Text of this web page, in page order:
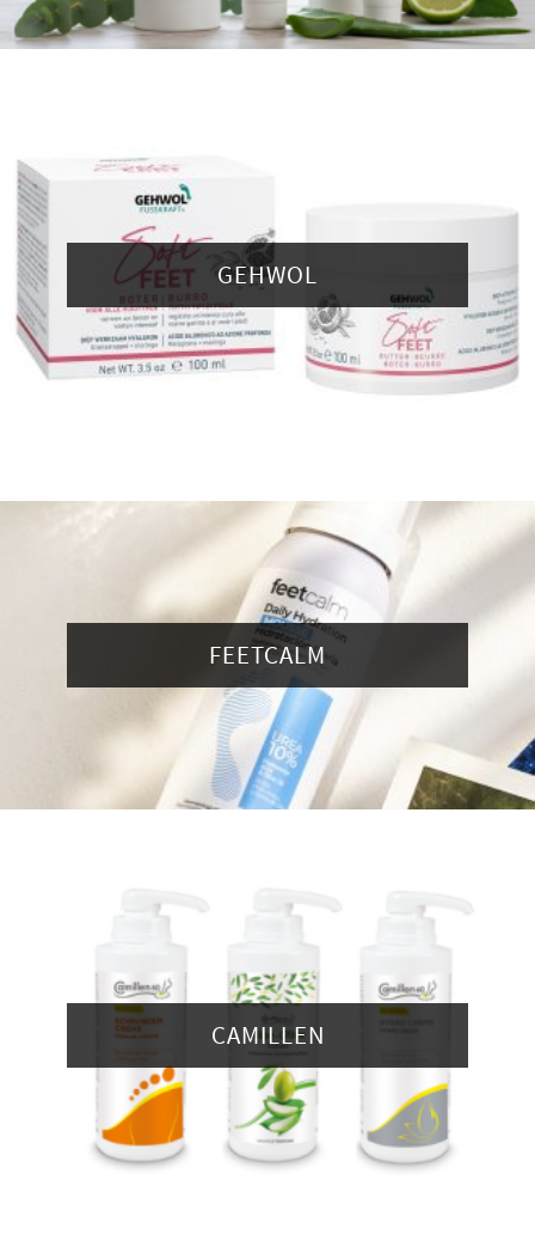
GEHWOL
FEETCALM
CAMILLEN